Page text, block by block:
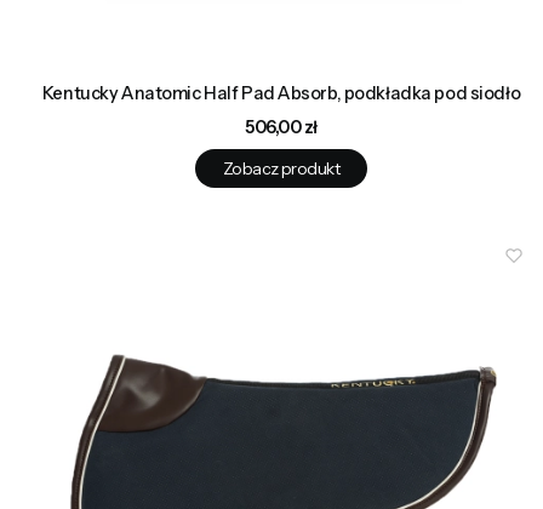
Kentucky Anatomic Half Pad Absorb, podkładka pod siodło
Cena
506,00 zł
Zobacz produkt